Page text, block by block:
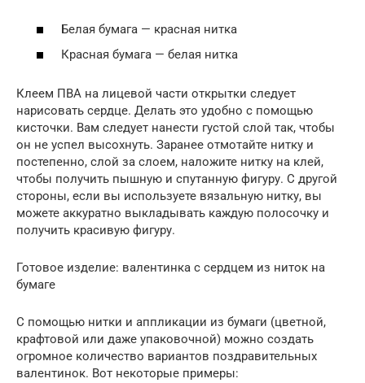
Белая бумага — красная нитка
Красная бумага — белая нитка
Клеем ПВА на лицевой части открытки следует
нарисовать сердце. Делать это удобно с помощью
кисточки. Вам следует нанести густой слой так, чтобы
он не успел высохнуть. Заранее отмотайте нитку и
постепенно, слой за слоем, наложите нитку на клей,
чтобы получить пышную и спутанную фигуру. С другой
стороны, если вы используете вязальную нитку, вы
можете аккуратно выкладывать каждую полосочку и
получить красивую фигуру.
Готовое изделие: валентинка с сердцем из ниток на
бумаге
С помощью нитки и аппликации из бумаги (цветной,
крафтовой или даже упаковочной) можно создать
огромное количество вариантов поздравительных
валентинок. Вот некоторые примеры: